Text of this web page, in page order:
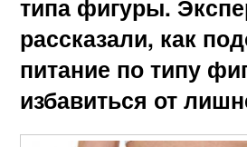
типа фигуры.
рассказали, как
питание по типу
избавиться от